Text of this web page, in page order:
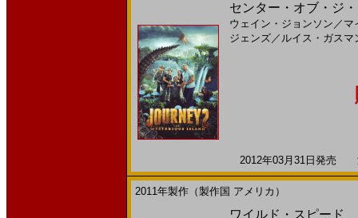
センター・オブ・ジ
ウェイン・ジョンソン ／ マ
ジェンズ／ ルイス・ガスマ
2012年03月31日発売
2011年製作（製作国 アメリカ）
ワイルド・スピード